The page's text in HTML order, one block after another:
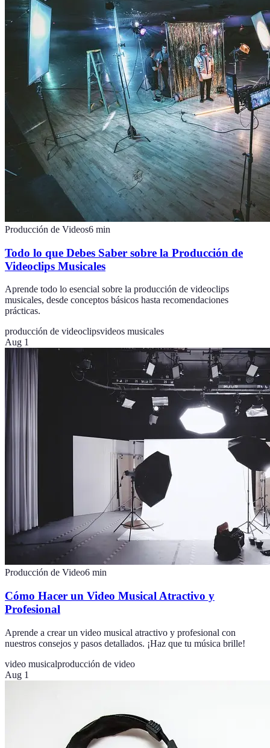
Producción de Videos6 min
Todo lo que Debes Saber sobre la Producción de
Videoclips Musicales
Aprende todo lo esencial sobre la producción de videoclips
musicales, desde conceptos básicos hasta recomendaciones
prácticas.
producción de videoclipsvideos musicales
Aug 1
Producción de Video6 min
Cómo Hacer un Video Musical Atractivo y
Profesional
Aprende a crear un video musical atractivo y profesional con
nuestros consejos y pasos detallados. ¡Haz que tu música brille!
video musicalproducción de video
Aug 1